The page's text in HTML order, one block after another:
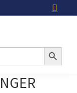
Search Button